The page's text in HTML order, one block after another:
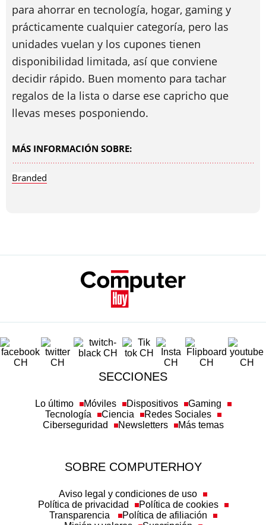
para ahorrar en tecnología, hogar, gaming y
prácticamente cualquier categoría, pero las
unidades vuelan y los cupones tienen
disponibilidad limitada, así que conviene
decidir rápido. Buen momento para tachar
regalos de la lista o darse ese capricho que
llevas meses posponiendo.
MÁS INFORMACIÓN SOBRE:
Branded
SECCIONES
Lo último Móviles Dispositivos
Gaming
Tecnología
Ciencia
Redes Sociales
Ciberseguridad
Newsletters Más temas
SOBRE COMPUTERHOY
Aviso legal y condiciones de uso
Política de privacidad
Política de cookies
Transparencia
Política de afiliación